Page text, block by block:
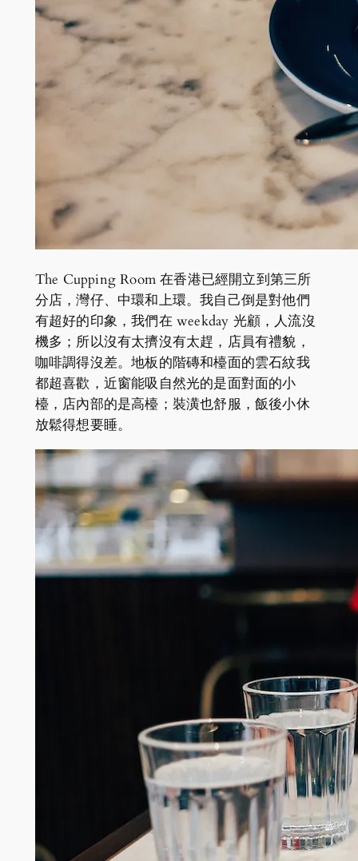
The Cupping Room 在香港已經開立到第三所
分店，灣仔、中環和上環。我自己倒是對他們
有超好的印象，我們在 weekday 光顧，人流沒
機多；所以沒有太擠沒有太趕，店員有禮貌，
咖啡調得沒差。地板的階磚和檯面的雲石紋我
都超喜歡，近窗能吸自然光的是面對面的小
檯，店內部的是高檯；裝潢也舒服，飯後小休
放鬆得想要睡。